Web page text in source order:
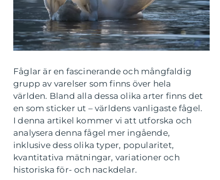
Fåglar är en fascinerande och mångfaldig
grupp av varelser som finns över hela
världen. Bland alla dessa olika arter finns det
en som sticker ut – världens vanligaste fågel.
I denna artikel kommer vi att utforska och
analysera denna fågel mer ingående,
inklusive dess olika typer, popularitet,
kvantitativa mätningar, variationer och
historiska för- och nackdelar.